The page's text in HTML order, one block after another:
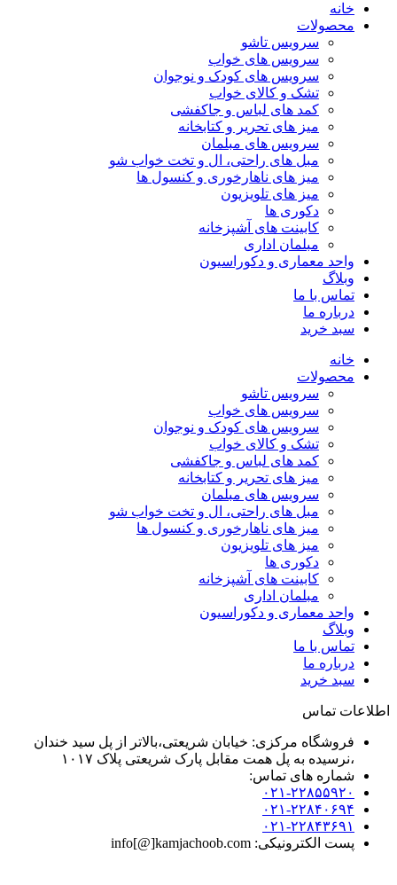
خانه
محصولات
سرویس تاشو
سرویس های خواب
سرویس های کودک و نوجوان
تشک و کالای خواب
کمد های لباس و جاکفشی
میز های تحریر و کتابخانه
سرویس های مبلمان
مبل های راحتی، ال و تخت خواب شو
میز های ناهارخوری و کنسول ها
میز های تلویزیون
دکوری ها
کابینت های آشپزخانه
مبلمان اداری
واحد معماری و دکوراسیون
وبلاگ
تماس با ما
درباره ما
سبد خرید
خانه
محصولات
سرویس تاشو
سرویس های خواب
سرویس های کودک و نوجوان
تشک و کالای خواب
کمد های لباس و جاکفشی
میز های تحریر و کتابخانه
سرویس های مبلمان
مبل های راحتی، ال و تخت خواب شو
میز های ناهارخوری و کنسول ها
میز های تلویزیون
دکوری ها
کابینت های آشپزخانه
مبلمان اداری
واحد معماری و دکوراسیون
وبلاگ
تماس با ما
درباره ما
سبد خرید
اطلاعات تماس
فروشگاه مرکزی: خیابان شریعتی،بالاتر از پل سید خندان
،نرسیده به پل همت مقابل پارک شریعتی پلاک ۱۰۱۷
شماره های تماس:
۰۲۱-۲۲۸۵۵۹۲۰
۰۲۱-۲۲۸۴۰۶۹۴
۰۲۱-۲۲۸۴۳۶۹۱
پست الکترونیکی: info[@]kamjachoob.com